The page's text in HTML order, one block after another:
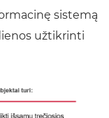
sistemą
užtikrinti